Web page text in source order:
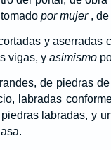
por mujer, de
y aserradas
vigas, y asimismo
de piedras
labradas
labradas, y